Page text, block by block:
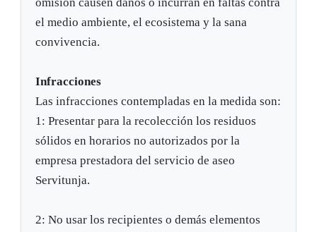
omisión causen daños o incurran en faltas contra
el medio ambiente, el ecosistema y la sana
convivencia.
Infracciones
Las infracciones contempladas en la medida son:
1: Presentar para la recolección los residuos
sólidos en horarios no autorizados por la
empresa prestadora del servicio de aseo
Servitunja.
2: No usar los recipientes o demás elementos